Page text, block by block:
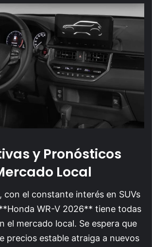
y Pronósticos
Local
con el constante interés en SUVs
WR-V 2026** tiene todas
el mercado local. Se espera que
precios estable atraiga a nuevos